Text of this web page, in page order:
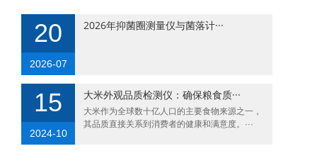
20
2026-07
2026年抑菌圈测量仪与菌落计···
15
2024-10
大米外观品质检测仪：确保粮食质···
大米作为全球数十亿人口的主要食物来源之一，
其品质直接关系到消费者的健康和满意度。···